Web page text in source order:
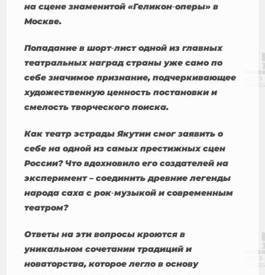
на сцене знаменитой «Геликон‑оперы» в
Москве.
Попадание в шорт‑лист одной из главных
театральных наград страны уже само по
себе значимое признание, подчеркивающее
художественную ценность постановки и
смелость творческого поиска.
Как театр эстрады Якутии смог заявить о
себе на одной из самых престижных сцен
России? Что вдохновило его создателей на
эксперимент – соединить древние легенды
народа саха с рок‑музыкой и современным
театром?
Ответы на эти вопросы кроются в
уникальном сочетании традиций и
новаторства, которое легло в основу